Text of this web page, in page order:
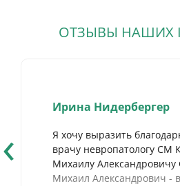
ОТЗЫВЫ НАШИХ
Ирина Нидербергер
Я хочу выразить
врачу невропатологу СМ
Михаилу
Михаил Александрович -
‹